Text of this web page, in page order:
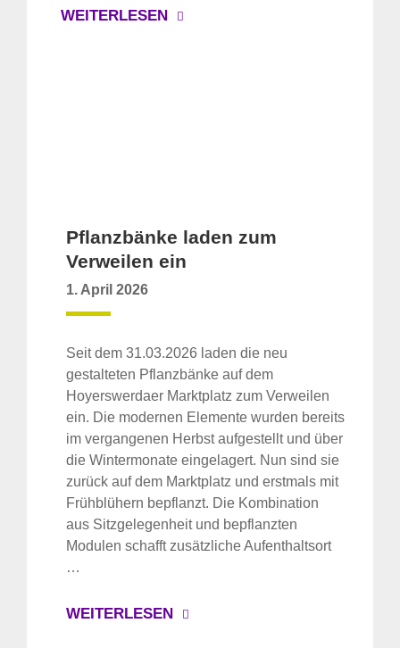
WEITERLESEN
Pflanzbänke laden zum
Verweilen ein
1. April 2026
Seit dem 31.03.2026 laden die neu
gestalteten Pflanzbänke auf dem
Hoyerswerdaer Marktplatz zum Verweilen
ein. Die modernen Elemente wurden bereits
im vergangenen Herbst aufgestellt und über
die Wintermonate eingelagert. Nun sind sie
zurück auf dem Marktplatz und erstmals mit
Frühblühern bepflanzt. Die Kombination
aus Sitzgelegenheit und bepflanzten
Modulen schafft zusätzliche Aufenthaltsort
…
WEITERLESEN